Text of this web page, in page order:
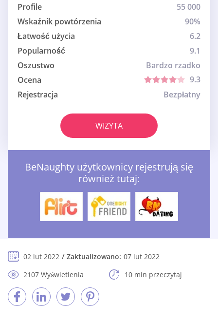
Profile
55 000
Wskaźnik powtórzenia
90%
Łatwość użycia
6.2
Popularność
9.1
Oszustwo
Bardzo rzadko
Ocena
9.3
Rejestracja
Bezpłatny
WIZYTA
BeNaughty użytkownicy rejestrują się
również tutaj:
02 lut 2022 Zaktualizowano: 07 lut 2022
2107 Wyświetlenia
10 min przeczytaj